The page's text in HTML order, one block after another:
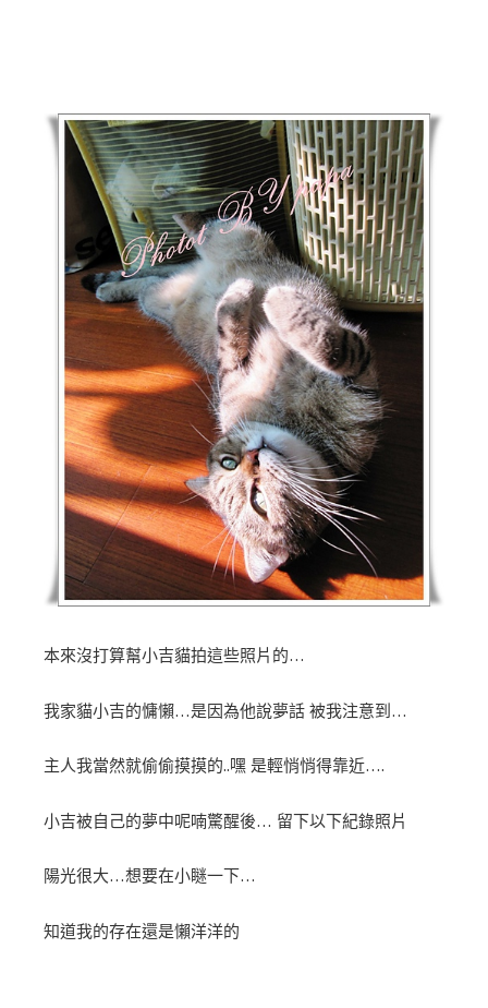
本來沒打算幫小吉貓拍這些照片的…
我家貓小吉的慵懶…是因為他說夢話 被我注意到…
主人我當然就偷偷摸摸的..嘿 是輕悄悄得靠近….
小吉被自己的夢中呢喃驚醒後… 留下以下紀錄照片
陽光很大…想要在小瞇一下…
知道我的存在還是懶洋洋的